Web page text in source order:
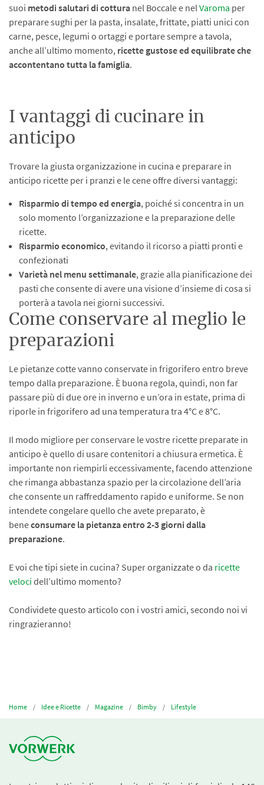
suoi metodi salutari di cottura nel Boccale e nel Varoma per
preparare sughi per la pasta, insalate, frittate, piatti unici con
carne, pesce, legumi o ortaggi e portare sempre a tavola,
anche all’ultimo momento, ricette gustose ed equilibrate che
accontentano tutta la famiglia.
I vantaggi di cucinare in
anticipo
Trovare la giusta organizzazione in cucina e preparare in
anticipo ricette per i pranzi e le cene offre diversi vantaggi:
Risparmio di tempo ed energia, poiché si concentra in un
solo momento l’organizzazione e la preparazione delle
ricette.
Risparmio economico, evitando il ricorso a piatti pronti e
confezionati
Varietà nel menu settimanale, grazie alla pianificazione dei
pasti che consente di avere una visione d’insieme di cosa si
porterà a tavola nei giorni successivi.
Come conservare al meglio le
preparazioni
Le pietanze cotte vanno conservate in frigorifero entro breve
tempo dalla preparazione. È buona regola, quindi, non far
passare più di due ore in inverno e un’ora in estate, prima di
riporle in frigorifero ad una temperatura tra 4°C e 8°C.
Il modo migliore per conservare le vostre ricette preparate in
anticipo è quello di usare contenitori a chiusura ermetica. È
importante non riempirli eccessivamente, facendo attenzione
che rimanga abbastanza spazio per la circolazione dell’aria
che consente un raffreddamento rapido e uniforme. Se non
intendete congelare quello che avete preparato, è
beneconsumare la pietanza entro 2-3 giorni dalla
preparazione.
E voi che tipi siete in cucina? Super organizzate o da ricette
veloci dell’ultimo momento?
Condividete questo articolo con i vostri amici, secondo noi vi
ringrazieranno!
Home Idee e Ricette Magazine Bimby Lifestyle